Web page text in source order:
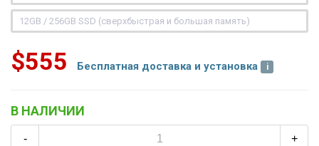
12GB / 256GB SSD (сверхбыстрая и большая память)
$555 Бесплатная доставка и установка
В НАЛИЧИИ
- +